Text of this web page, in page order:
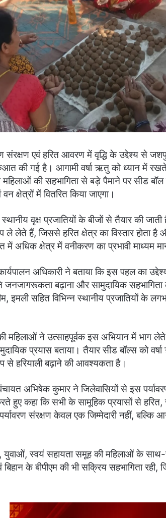
संरक्षण एवं हरित आवरण में वृद्धि के उद्देश्य से
की गई है। आगामी वर्षा ऋतु को ध्यान में रखते
की सहभागिता से बड़े पैमाने पर सीड बॉल
क्षेत्रों में वितरित किया जाएगा।
वृक्ष प्रजातियों के बीजों से तैयार की
लेते हैं, जिससे हरित क्षेत्र का विस्तार होता है
अधिक क्षेत्र में वनीकरण का प्रभावी माध्यम
अधिकारी ने बताया कि इस पहल का
जनजागरूकता बढ़ाना और सामुदायिक
सहित विभिन्न स्थानीय प्रजातियों के
महिलाओं ने उत्साहपूर्वक इस अभियान में भाग लेते
प्रयास बताया। तैयार सीड बॉल्स को
से हरियाली बढ़ाने की आवश्यकता है।
अभिषेक कुमार ने जिलेवासियों से इस
हुए कहा कि सभी के सामूहिक प्रयासों से
संरक्षण केवल एक जिम्मेदारी नहीं, बल्कि
युवाओं, स्वयं सहायता समूह की महिलाओं के साथ-
के बीपीएम की भी सक्रिय सहभागिता